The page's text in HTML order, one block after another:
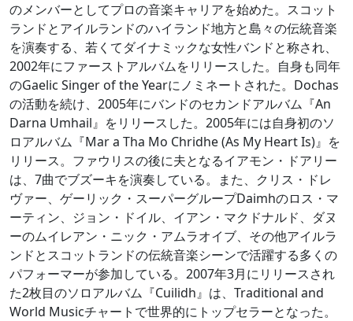
のメンバーとしてプロの音楽キャリアを始めた。スコット
ランドとアイルランドのハイランド地方と島々の伝統音楽
を演奏する、若くてダイナミックな女性バンドと称され、
2002年にファーストアルバムをリリースした。自身も同年
のGaelic Singer of the Yearにノミネートされた。Dochas
の活動を続け、2005年にバンドのセカンドアルバム『An
Darna Umhail』をリリースした。2005年には自身初のソ
ロアルバム『Mar a Tha Mo Chridhe (As My Heart Is)』を
リリース。ファウリスの後に夫となるイアモン・ドアリー
は、7曲でブズーキを演奏している。また、クリス・ドレ
ヴァー、ゲーリック・スーパーグループDaimhのロス・マ
ーティン、ジョン・ドイル、イアン・マクドナルド、ダヌ
ーのムイレアン・ニック・アムラオイブ、その他アイルラ
ンドとスコットランドの伝統音楽シーンで活躍する多くの
パフォーマーが参加している。2007年3月にリリースされ
た2枚目のソロアルバム『Cuilidh』は、Traditional and
World Musicチャートで世界的にトップセラーとなった。